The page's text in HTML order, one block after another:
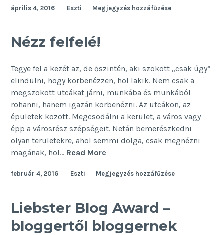
melegfrontnak
április 4, 2016 Eszti Megjegyzés hozzáfűzése
Nézz felfelé!
Tegye fel a kezét az, de őszintén, aki szokott „csak úgy”
elindulni, hogy körbenézzen, hol lakik. Nem csak a
megszokott utcákat járni, munkába és munkából
rohanni, hanem igazán körbenézni. Az utcákon, az
épületek között. Megcsodálni a kerület, a város vagy
épp a városrész szépségeit. Netán bemerészkedni
olyan területekre, ahol semmi dolga, csak megnézni
magának, hol… Read More
február 4, 2016 Eszti Megjegyzés hozzáfűzése
Liebster Blog Award –
bloggertől bloggernek